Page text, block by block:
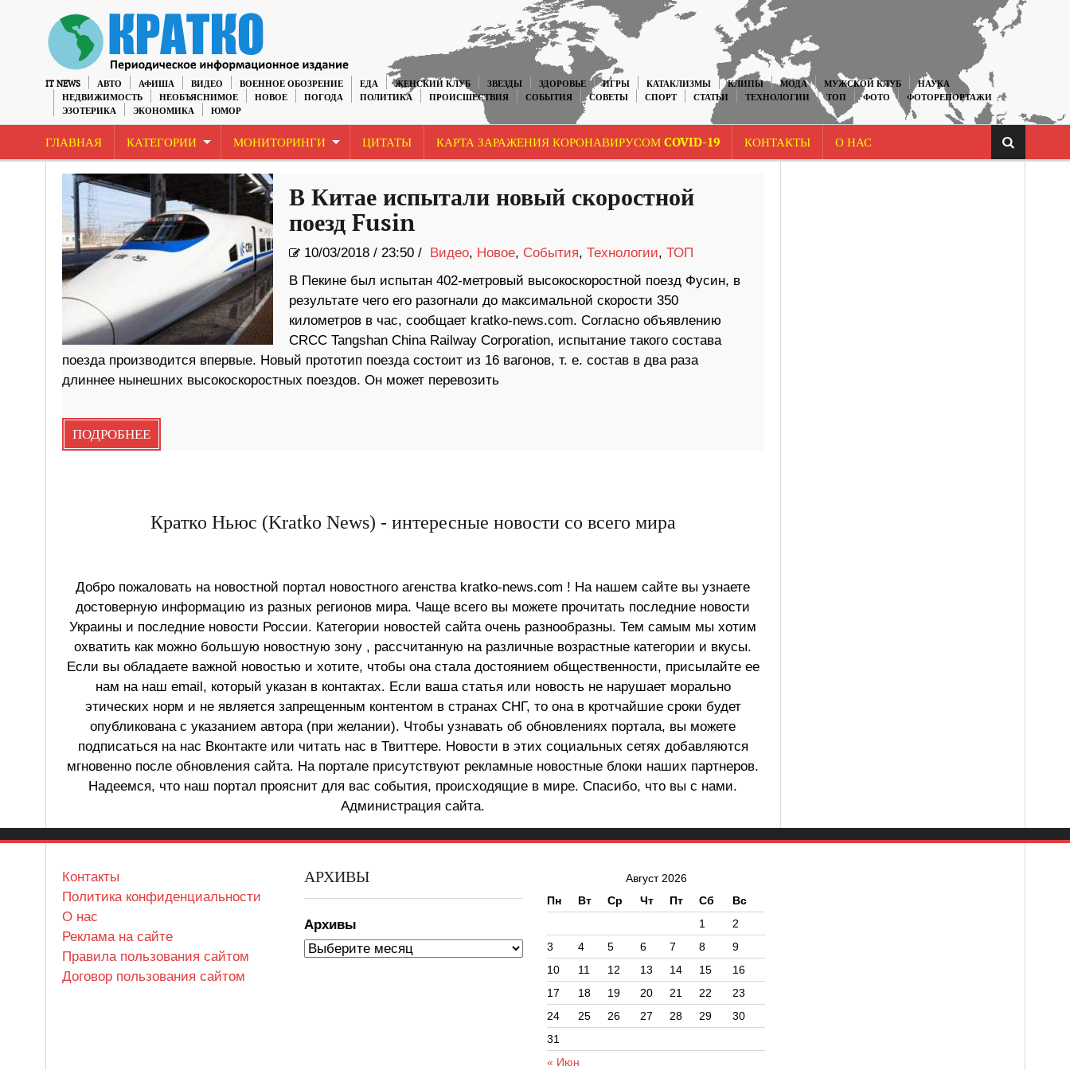
IT NEWS АВТО АФИША ВИДЕО ВОЕННОЕ ОБОЗРЕНИЕ ЕДА ЖЕНСКИЙ КЛУБ ЗВЕЗДЫ ЗДОРОВЬЕ ИГРЫ КАТАКЛИЗМЫ КЛИПЫ МОДА МУЖСКОЙ КЛУБ
НАУКА
НЕДВИЖИМОСТЬ
НЕОБЪЯСНИМОЕ НОВОЕ ПОГОДА ПОЛИТИКА ПРОИСШЕСТВИЯ СОБЫТИЯ СОВЕТЫ СПОРТ СТАТЬИ ТЕХНОЛОГИИ ТОП ФОТО
ФОТОРЕПОРТАЖИ
ЭЗОТЕРИКА
ЭКОНОМИКА ЮМОР
ГЛАВНАЯ КАТЕГОРИИ МОНИТОРИНГИ ЦИТАТЫ КАРТА ЗАРАЖЕНИЯ КОРОНАВИРУСОМ COVID-19 КОНТАКТЫ О НАС
В Китае испытали новый скоростной
поезд Fusin
10/03/2018/ 23:50 / Видео, Новое, События, Технологии, ТОП
В Пекине был испытан 402-метровый высокоскоростной поезд Фусин, в
результате чего его разогнали до максимальной скорости 350
километров в час, сообщает kratko-news.com. Согласно объявлению
CRCC Tangshan China Railway Corporation, испытание такого состава
поезда производится впервые. Новый прототип поезда состоит из 16 вагонов, т. е. состав в два раза
длиннее нынешних высокоскоростных поездов. Он может перевозить
ПОДРОБНЕЕ
Кратко Ньюс (Kratko News) - интересные новости со всего мира
Добро пожаловать на новостной портал новостного агенства kratko-news.com ! На нашем сайте вы узнаете
достоверную информацию из разных регионов мира. Чаще всего вы можете прочитать последние новости
Украины и последние новости России. Категории новостей сайта очень разнообразны. Тем самым мы хотим
охватить как можно большую новостную зону , рассчитанную на различные возрастные категории и вкусы.
Если вы обладаете важной новостью и хотите, чтобы она стала достоянием общественности, присылайте ее
нам на наш email, который указан в контактах. Если ваша статья или новость не нарушает морально
этических норм и не является запрещенным контентом в странах СНГ, то она в кротчайшие сроки будет
опубликована с указанием автора (при желании). Чтобы узнавать об обновлениях портала, вы можете
подписаться на нас Вконтакте или читать нас в Твиттере. Новости в этих социальных сетях добавляются
мгновенно после обновления сайта. На портале присутствуют рекламные новостные блоки наших партнеров.
Надеемся, что наш портал прояснит для вас события, происходящие в мире. Спасибо, что вы с нами.
Администрация сайта.
Контакты
Политика конфиденциальности
О нас
Реклама на сайте
Правила пользования сайтом
Договор пользования сайтом
АРХИВЫ
Архивы
Август 2026
Пн
Вт Ср Чт Пт Сб Вс
« Июн
1
2
3
4 5 6 7 8
9
10
11 12 13 14 15
16
17
18 19 20 21 22
23
24
25 26 27 28 29
30
31